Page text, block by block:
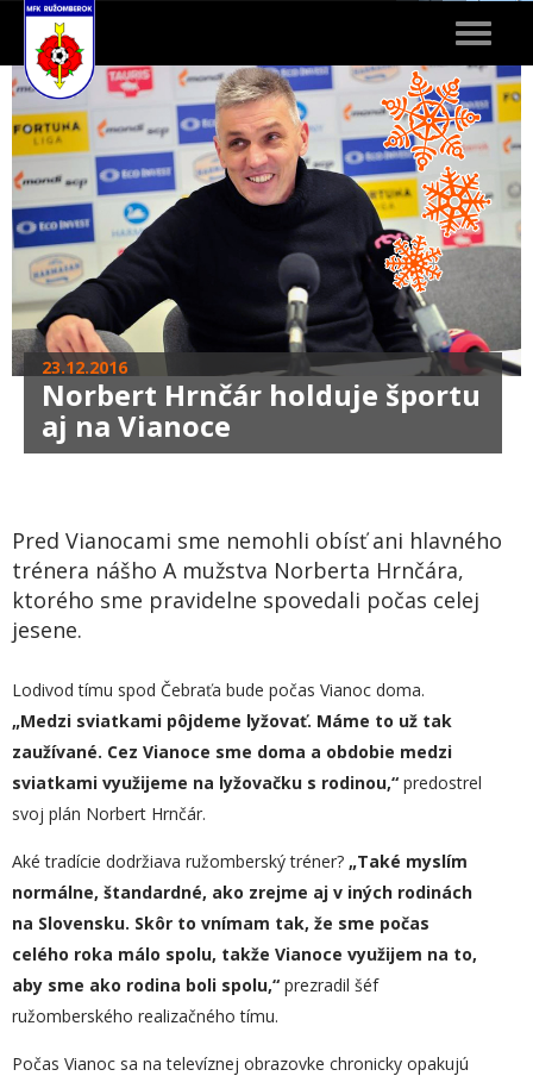
Toggle
23.12.2016
Norbert Hrnčár holduje športu
aj na Vianoce
Pred Vianocami sme nemohli obísť ani hlavného
trénera nášho A mužstva Norberta Hrnčára,
ktorého sme pravidelne spovedali počas celej
jesene.
Lodivod tímu spod Čebraťa bude počas Vianoc doma.
„Medzi sviatkami pôjdeme lyžovať. Máme to už tak
zaužívané. Cez Vianoce sme doma a obdobie medzi
sviatkami využijeme na lyžovačku s rodinou,“ predostrel
svoj plán Norbert Hrnčár.
Aké tradície dodržiava ružomberský tréner? „Také myslím
normálne, štandardné, ako zrejme aj v iných rodinách
na Slovensku. Skôr to vnímam tak, že sme počas
celého roka málo spolu, takže Vianoce využijem na to,
aby sme ako rodina boli spolu,“ prezradil šéf
ružomberského realizačného tímu.
Počas Vianoc sa na televíznej obrazovke chronicky opakujú